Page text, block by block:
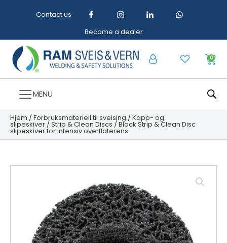
Contact us
Become a dealer
0
MENU
Hjem /Forbruksmateriell til sveising /Kapp- og
slipeskiver /Strip & Clean Discs / Black Strip & Clean Disc
slipeskiver for intensiv overflaterens